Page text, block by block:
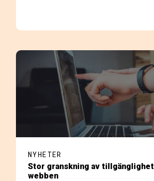
NYHETER
Stor granskning av
webben